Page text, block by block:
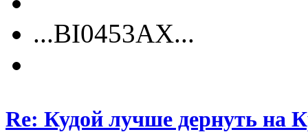
...ВІ0453АХ...
Re: Кудой лучше дернуть на